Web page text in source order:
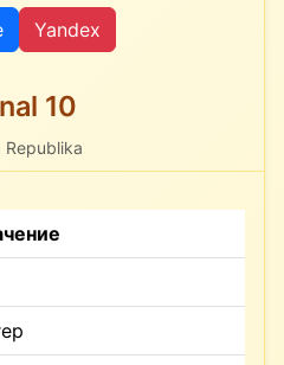
Yandex
10
Republika